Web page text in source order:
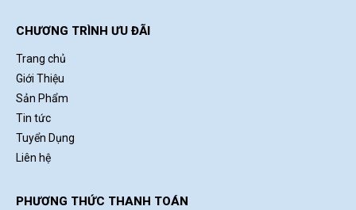
CHƯƠNG TRÌNH ƯU ĐÃI
Trang chủ
Giới Thiệu
Sản Phẩm
Tin tức
Tuyển Dụng
Liên hệ
PHƯƠNG THỨC THANH TOÁN